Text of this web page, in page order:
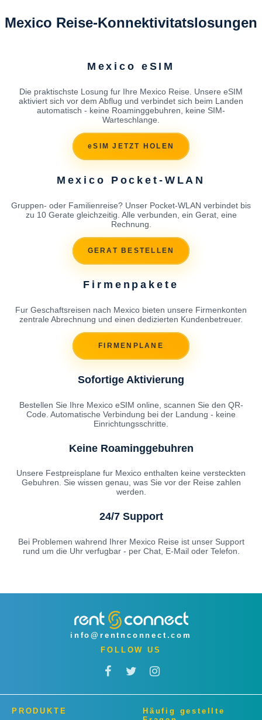
Mexico Reise-Konnektivitatslosungen
Mexico eSIM
Die praktischste Losung fur Ihre Mexico Reise. Unsere eSIM
aktiviert sich vor dem Abflug und verbindet sich beim Landen
automatisch - keine Roaminggebuhren, keine SIM-
Warteschlange.
eSIM JETZT HOLEN
Mexico Pocket-WLAN
Gruppen- oder Familienreise? Unser Pocket-WLAN verbindet bis
zu 10 Gerate gleichzeitig. Alle verbunden, ein Gerat, eine
Rechnung.
GERAT BESTELLEN
Firmenpakete
Fur Geschaftsreisen nach Mexico bieten unsere Firmenkonten
zentrale Abrechnung und einen dedizierten Kundenbetreuer.
FIRMENPLANE
Sofortige Aktivierung
Bestellen Sie Ihre Mexico eSIM online, scannen Sie den QR-
Code. Automatische Verbindung bei der Landung - keine
Einrichtungsschritte.
Keine Roaminggebuhren
Unsere Festpreisplane fur Mexico enthalten keine versteckten
Gebuhren. Sie wissen genau, was Sie vor der Reise zahlen
werden.
24/7 Support
Bei Problemen wahrend Ihrer Mexico Reise ist unser Support
rund um die Uhr verfugbar - per Chat, E-Mail oder Telefon.
info@rentnconnect.com
FOLLOW US
PRODUKTE
Häufig gestellte